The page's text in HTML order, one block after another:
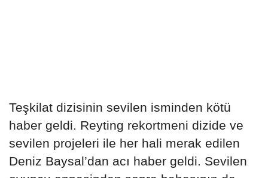
Teşkilat dizisinin sevilen isminden kötü
haber geldi. Reyting rekortmeni dizide ve
sevilen projeleri ile her hali merak edilen
Deniz Baysal’dan acı haber geldi. Sevilen